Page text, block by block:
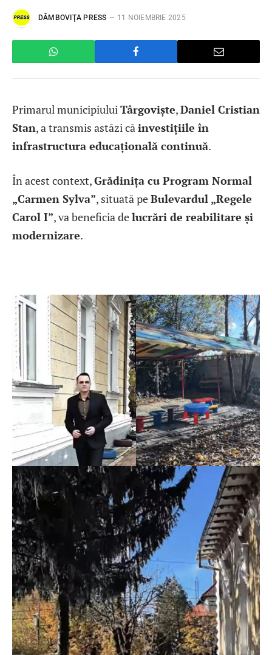
DÂMBOVIŢA PRESS 11 NOIEMBRIE 2025
Primarul municipiului Târgoviște,Daniel Cristian
Stan, a transmis astăzi că investițiile în
infrastructura educațională continuă.
În acest context,Grădinița cu Program Normal
„Carmen Sylva”, situată peBulevardul „Regele
Carol I”, va beneficia delucrări de reabilitare și
modernizare.